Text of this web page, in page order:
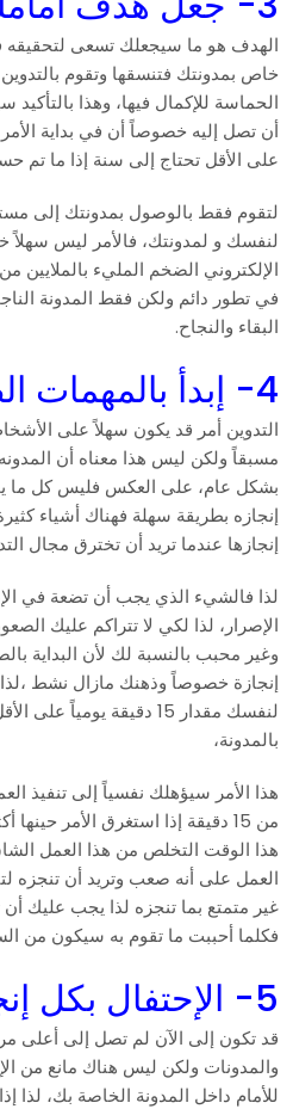
الهدف هو ما سيجعلك تسعى
خاص بمدونتك فتنسقها وتقوم بالتدوين
الحماسة للإكمال فيها، وهذا
أن تصل إليه خصوصاً أن في بداية
على الأقل تحتاج إلى سنة إذا ما تم
لتقوم فقط بالوصول بمدونتك إلى
لنفسك و لمدونتك، فالأمر ليس
الإلكتروني الضخم المليء بالملايين
في تطور دائم ولكن فقط المدونة
البقاء والنجاح.
4- إبدأ بالمهمات الصعبة
التدوين أمر قد يكون سهلاً على
مسبقاً ولكن ليس هذا معناه أن
بشكل عام، على العكس فليس كل ما
إنجازه بطريقة سهلة فهناك أشياء
إنجازها عندما تريد أن تخترق مجال
لذا فالشيء الذي يجب أن تضعة في
الإصرار، لذا لكي لا تتراكم عليك
وغير محبب بالنسبة لك لأن البداية
إنجازة خصوصاً وذهنك مازال نشط
لنفسك مقدار 15 دقيقة
بالمدونة،
هذا الأمر سيؤهلك نفسياً إلى تنفيذ
من 15 دقيقة إذا استغرق الأمر
هذا الوقت التخلص من هذا العمل
العمل على أنه صعب وتريد أن تنجزه
غير متمتع بما تنجزه لذا يجب عليك
فكلما أحببت ما تقوم به سيكون من
5- الإحتفال بكل إنجاز
قد تكون إلى الآن لم تصل إلى أعلى
والمدونات ولكن ليس هناك مانع من
للأمام داخل المدونة الخاصة بك، لذا